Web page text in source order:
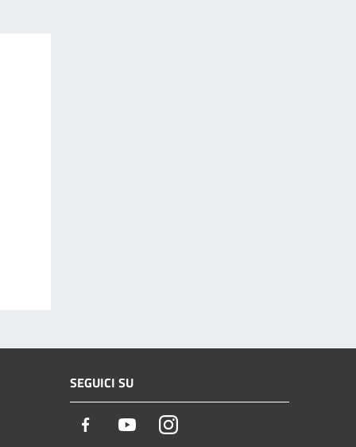
SEGUICI SU
Facebook YoutubeInstagram